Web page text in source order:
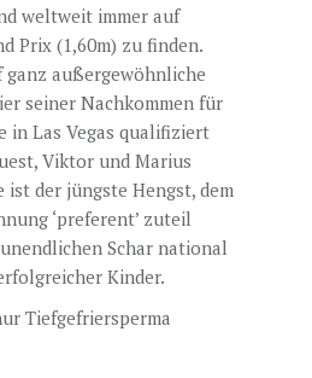
weltweit immer auf
Prix (1,60m) zu finden.
ganz außergewöhnliche
seiner Nachkommen für
in Las Vegas qualifiziert
Viktor und Marius
ist der jüngste Hengst, dem
‘preferent’ zuteil
Schar national
Kinder.
Tiefgefriersperma